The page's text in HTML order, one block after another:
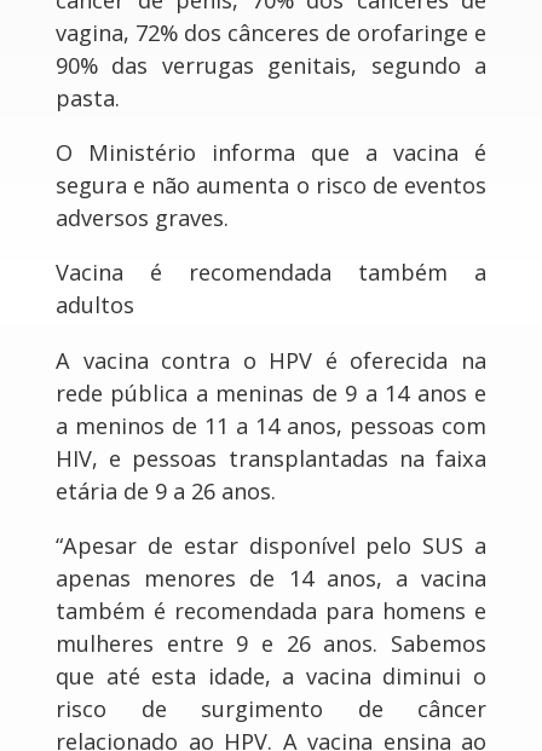
vagina, 72% dos cânceres de orofaringe e
90% das verrugas genitais, segundo a
pasta.
O Ministério informa que a vacina é
segura e não aumenta o risco de eventos
adversos graves.
Vacina é recomendada também a
adultos
A vacina contra o HPV é oferecida na
rede pública a meninas de 9 a 14 anos e
a meninos de 11 a 14 anos, pessoas com
HIV, e pessoas transplantadas na faixa
etária de 9 a 26 anos.
“Apesar de estar disponível pelo SUS a
apenas menores de 14 anos, a vacina
também é recomendada para homens e
mulheres entre 9 e 26 anos. Sabemos
que até esta idade, a vacina diminui o
risco de surgimento de câncer
relacionado ao HPV. A vacina ensina ao